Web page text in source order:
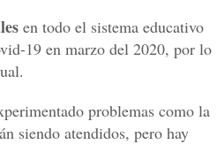
en todo el sistema educativo
19 en marzo del 2020, por lo
problemas como la
siendo atendidos, pero hay